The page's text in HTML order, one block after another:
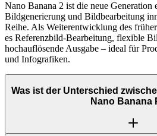
Nano Banana 2 ist die neue
Bildgenerierung und Bildbearbeitung
Reihe. Als Weiterentwicklung des
es Referenzbild-Bearbeitung, flexible
hochauflösende Ausgabe – ideal für
und Infografiken.
Was ist der Unterschied
Nano Banana